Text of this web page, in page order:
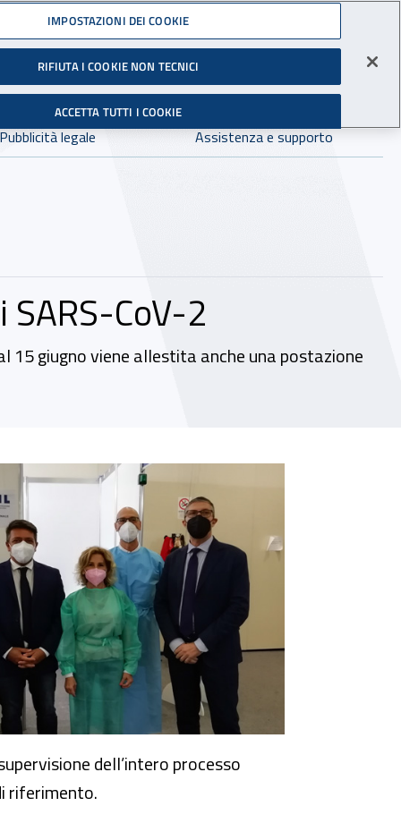
Infortuni sul Lavoro
Facebook - Sito esterno - Apertura in nuova finestra
X - Sito esterno - Apertura in nuova finestra
Instagram - Sito esterno - Apertura in
Linkedin - Sito esterno -
Youtube - Sito esterno -
Tiktok - SitoSpreaker -
Dove cercare:
in:tutto INAIL.it
Pubblicità legale Assistenza e supporto
CoV-2
15 giugno viene allestita anche una postazione
dell’intero processo
riferimento.
IMPOSTAZIONI DEI COOKIE
RIFIUTA I COOKIE NON TECNICI
ACCETTA TUTTI I COOKIE